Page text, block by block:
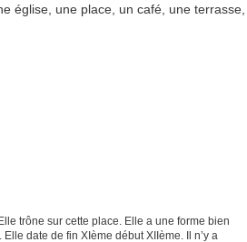
trône sur cette place. Elle a une forme bien
date de fin XIème début XIIème. Il n’y a